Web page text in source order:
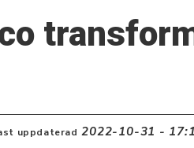
uppdaterad 2022-10-31 -